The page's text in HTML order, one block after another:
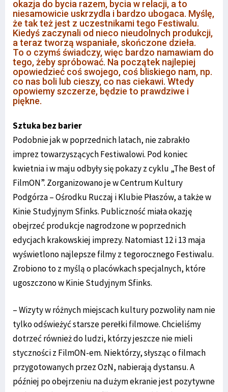
okazja do bycia razem, bycia w relacji, a to
niesamowicie uskrzydla i bardzo ubogaca. Myślę,
że tak też jest z uczestnikami tego Festiwalu.
Kiedyś zaczynali od nieco nieudolnych produkcji,
a teraz tworzą wspaniałe, skończone dzieła.
To o czymś świadczy, więc bardzo namawiam do
tego, żeby spróbować. Na początek najlepiej
opowiedzieć coś swojego, coś bliskiego nam, np.
co nas boli lub cieszy, co nas ciekawi. Wtedy
opowiemy szczerze, będzie to prawdziwe i
piękne.
Sztuka bez barier
Podobnie jak w poprzednich latach, nie zabrakło
imprez towarzyszących Festiwalowi. Pod koniec
kwietnia i w maju odbyły się pokazy z cyklu „The Best of
FilmON”. Zorganizowano je w Centrum Kultury
Podgórza – Ośrodku Ruczaj i Klubie Płaszów, a także w
Kinie Studyjnym Sfinks. Publiczność miała okazję
obejrzeć produkcje nagrodzone w poprzednich
edycjach krakowskiej imprezy. Natomiast 12 i 13 maja
wyświetlono najlepsze filmy z tegorocznego Festiwalu.
Zrobiono to z myślą o placówkach specjalnych, które
ugoszczono w Kinie Studyjnym Sfinks.
– Wizyty w różnych miejscach kultury pozwoliły nam nie
tylko odświeżyć starsze perełki filmowe. Chcieliśmy
dotrzeć również do ludzi, którzy jeszcze nie mieli
styczności z FilmON-em. Niektórzy, słysząc o filmach
przygotowanych przez OzN, nabierają dystansu. A
później po obejrzeniu na dużym ekranie jest pozytywne